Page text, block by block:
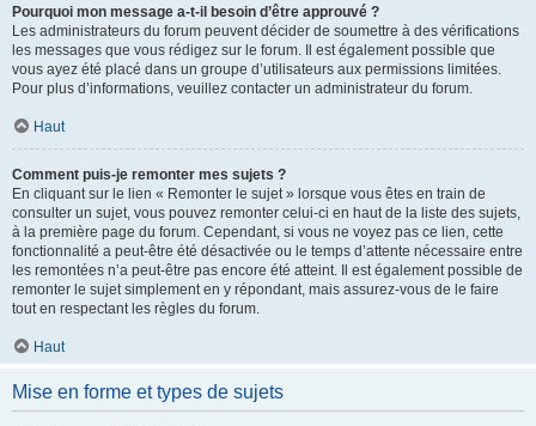
Pourquoi mon message a-t-il besoin d’être approuvé ?
Les administrateurs du forum peuvent décider de soumettre à des vérifications
les messages que vous rédigez sur le forum. Il est également possible que
vous ayez été placé dans un groupe d’utilisateurs aux permissions limitées.
Pour plus d’informations, veuillez contacter un administrateur du forum.
Haut
Comment puis-je remonter mes sujets ?
En cliquant sur le lien « Remonter le sujet » lorsque vous êtes en train de
consulter un sujet, vous pouvez remonter celui-ci en haut de la liste des sujets,
à la première page du forum. Cependant, si vous ne voyez pas ce lien, cette
fonctionnalité a peut-être été désactivée ou le temps d’attente nécessaire entre
les remontées n’a peut-être pas encore été atteint. Il est également possible de
remonter le sujet simplement en y répondant, mais assurez-vous de le faire
tout en respectant les règles du forum.
Haut
Mise en forme et types de sujets